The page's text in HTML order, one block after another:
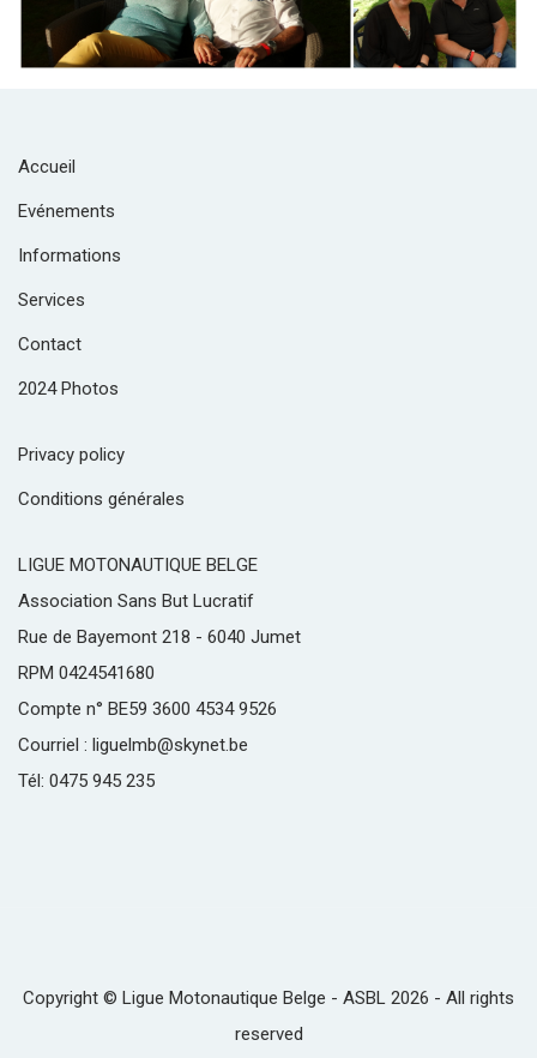
Accueil
Evénements
Informations
Services
Contact
2024 Photos
Privacy policy
Conditions générales
LIGUE MOTONAUTIQUE BELGE
Association Sans But Lucratif
Rue de Bayemont 218 - 6040 Jumet
RPM 0424541680
Compte n° BE59 3600 4534 9526
Courriel : liguelmb@skynet.be
Tél: 0475 945 235
Copyright © Ligue Motonautique Belge - ASBL 2026 - All rights
reserved